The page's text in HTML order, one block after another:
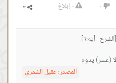
٠ ٠ إبلاغ
[الشرح آية:٦]
ﻻ (عسر) يدوم
المصدر:عقيل الشمري